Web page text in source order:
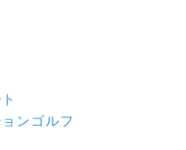
ンゴルフ